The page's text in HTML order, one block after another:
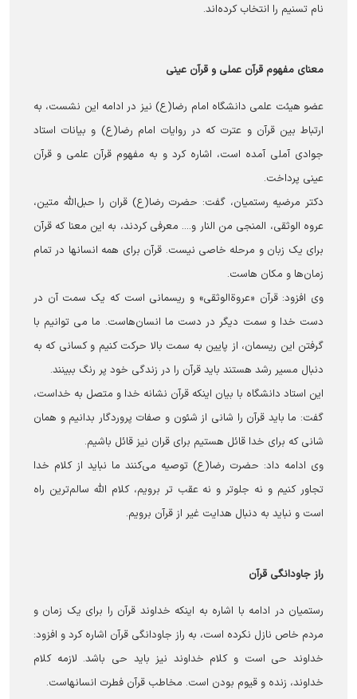
نام تسنیم را انتخاب کرده‌اند.
معنای مفهوم قرآن عملی و قرآن عینی
عضو هیئت علمی دانشگاه امام رضا(ع) نیز در ادامه این نشست، به
ارتباط بین قرآن و عترت که در روایات امام رضا(ع) و بیانات استاد
جوادی آملی آمده است، اشاره کرد و به مفهوم قرآن علمی و قرآن
عینی پرداخت.
دکتر مرضیه رستمیان، گفت: حضرت رضا(ع) قران را حبل‌الله متین،
عروه الوثقی، المنجی من النار و.... معرفی کردند، به این معنا که قرآن
برای یک زبان و مرحله خاصی نیست. قرآن برای همه انسانها در تمام
زمان‌ها و مکان هاست.
وی افزود: قرآن «عروة‌الوثقی» و ریسمانی است که یک سمت آن در
دست خدا و سمت دیگر در دست ما انسان‌هاست. ما می توانیم با
گرفتن این ریسمان، از پایین به سمت بالا حرکت کنیم و کسانی که به
دنبال مسیر رشد هستند باید قرآن را در زندگی خود پر رنگ ببینند.
این استاد دانشگاه با بیان اینکه قرآن نشانه خدا و متصل به خداست،
گفت: ما باید قرآن را شانی از شئون و صفات پروردگار بدانیم و همان
شانی که برای خدا قائل هستیم برای قران نیز قائل باشیم.
وی ادامه داد: حضرت رضا(ع) توصیه می‌کنند ما نباید از کلام خدا
تجاور کنیم و نه جلوتر و نه عقب تر برویم، کلام الله سالم‌ترین راه
است و نباید به دنبال هدایت غیر از قرآن برویم.
راز جاودانگی قرآن
رستمیان در ادامه با اشاره به اینکه خداوند قرآن را برای یک زمان و
مردم خاص نازل نکرده است، به راز جاودانگی قرآن اشاره کرد و افزود:
خداوند حی است و کلام خداوند نیز باید حی باشد. لازمه کلام
خداوند، زنده و قیوم بودن است. مخاطب قرآن فطرت انسانهاست.